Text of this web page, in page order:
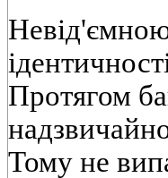
Невiд'ємною
Протягом
Тому не